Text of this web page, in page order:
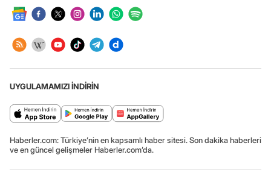
UYGULAMAMIZI İNDİRİN
Haberler.com: Türkiye’nin en kapsamlı haber sitesi. Son dakika haberleri
ve en güncel gelişmeler Haberler.com’da.